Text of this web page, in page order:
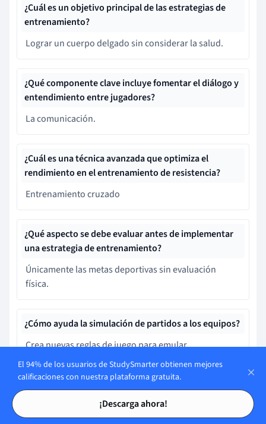
Tarjetas de estudio
Tarjetas de estudio
¿Cuál es un objetivo principal de las estrategias de
entrenamiento?
Lograr un cuerpo delgado sin considerar la salud.
¿Qué componente clave incluye fomentar el diálogo y
entendimiento entre jugadores?
La comunicación.
¿Cuál es una técnica avanzada que optimiza el
rendimiento en el entrenamiento de resistencia?
Entrenamiento cruzado
¿Qué aspecto se debe evaluar antes de implementar
una estrategia de entrenamiento?
Únicamente las metas deportivas sin evaluación
física.
¿Cómo ayuda la simulación de partidos a los equipos?
Crea nuevas reglas de juego para emular
innovaciones futuras.
¿Qué beneficio ofrece un programa de entrenamiento
El 94% de los usuarios de StudySmarter obtienen mejores
calificaciones con nuestra plataforma gratuita.
¡Descarga ahora!